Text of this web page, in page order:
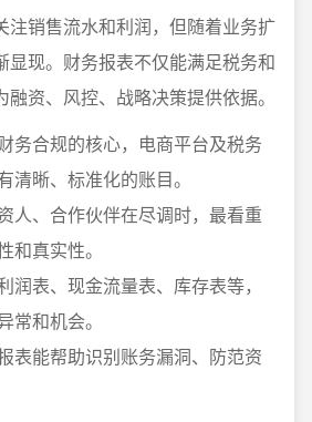
注销售流水和利润，但随着业务扩
显现。财务报表不仅能满足税务和
资、风控、战略决策提供依据。
务合规的核心，电商平台及税务
清晰、标准化的账目。
人、合作伙伴在尽调时，最看重
和真实性。
润表、现金流量表、库存表等，
常和机会。
表能帮助识别账务漏洞、防范资